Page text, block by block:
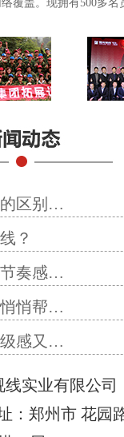
覆盖。现拥有500多
的区别…
？
节奏感…
悄悄帮…
级感又…
实业有限公司
：郑州市 花园